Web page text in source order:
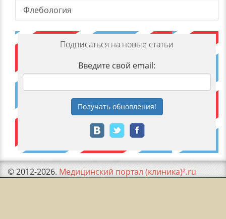
Флебология
Подписаться на новые статьи
Введите свой email:
Получатьобновления!
© 2012-2026. Медицинский портал (клиника)².ru